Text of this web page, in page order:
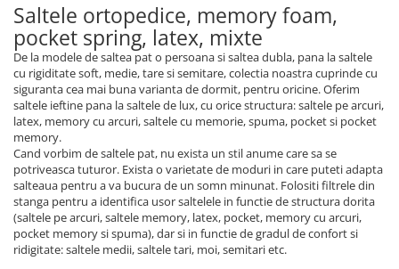
Saltele ortopedice, memory foam,
pocket spring, latex, mixte
De la modele de saltea pat o persoana si saltea dubla, pana la saltele
cu rigiditate soft, medie, tare si semitare, colectia noastra cuprinde cu
siguranta cea mai buna varianta de dormit, pentru oricine. Oferim
saltele ieftine pana la saltele de lux, cu orice structura: saltele pe arcuri,
latex, memory cu arcuri, saltele cu memorie, spuma, pocket si pocket
memory.
Cand vorbim de saltele pat, nu exista un stil anume care sa se
potriveasca tuturor. Exista o varietate de moduri in care puteti adapta
salteaua pentru a va bucura de un somn minunat. Folositi filtrele din
stanga pentru a identifica usor saltelele in functie de structura dorita
(saltele pe arcuri, saltele memory, latex, pocket, memory cu arcuri,
pocket memory si spuma), dar si in functie de gradul de confort si
ridigitate: saltele medii, saltele tari, moi, semitari etc.